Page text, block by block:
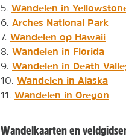
5. Wandelen in
6. Arches National Park
7. Wandelen op Hawaii
8. Wandelen in Florida
9. Wandelen in Death
10. Wandelen in Alaska
11. Wandelen in Oregon
Wandelkaarten en